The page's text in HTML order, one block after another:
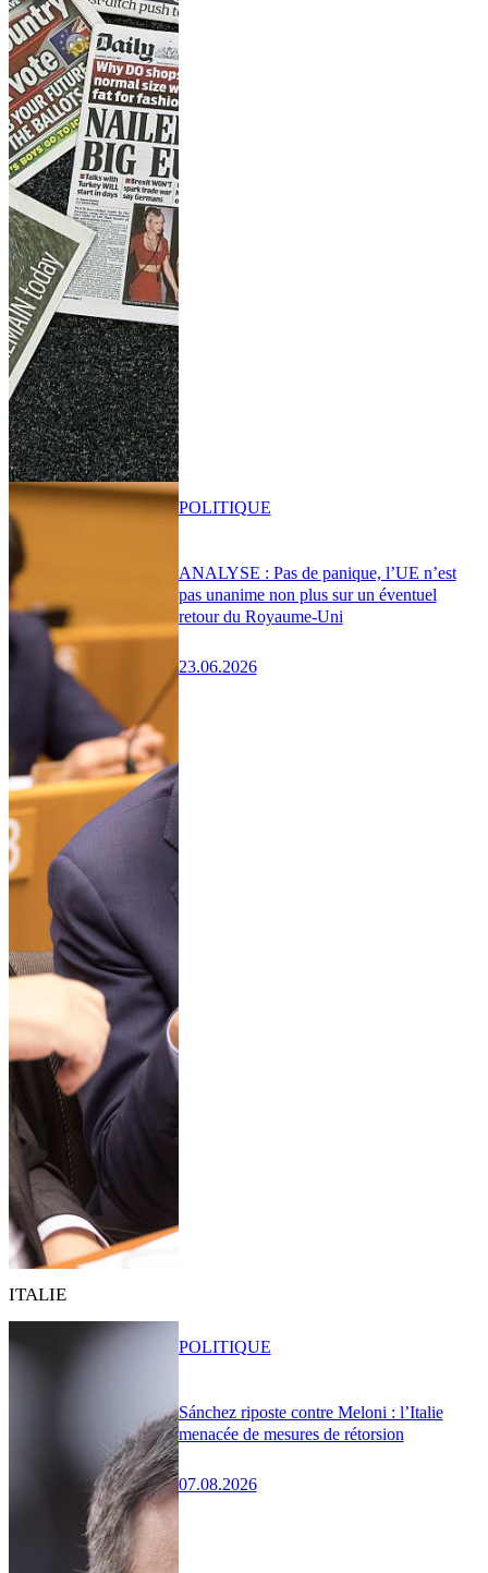
ANALYSE : Pas de panique, l’UE n’est
pas unanime non plus sur un éventuel
retour du Royaume-Uni
23.06.2026
POLITIQUE
ITALIE
Sánchez riposte contre Meloni : l’Italie
menacée de mesures de rétorsion
07.08.2026
POLITIQUE